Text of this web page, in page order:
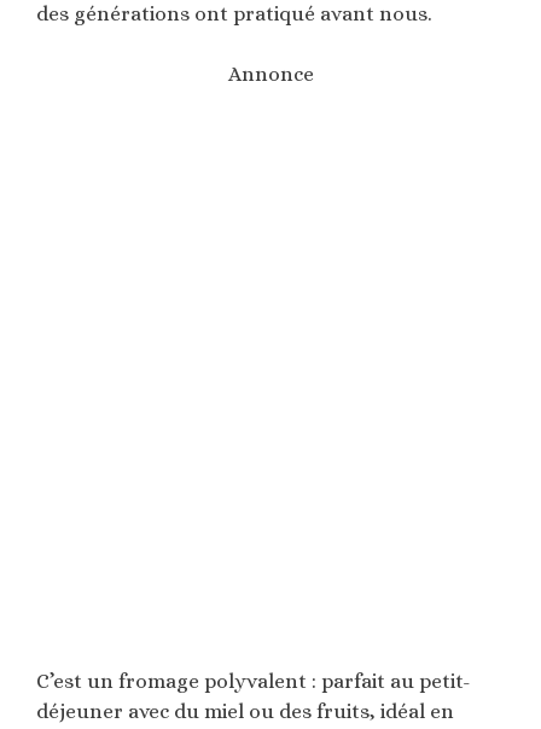
des générations ont pratiqué avant nous.
Annonce
C’est un fromage polyvalent : parfait au petit-
déjeuner avec du miel ou des fruits, idéal en